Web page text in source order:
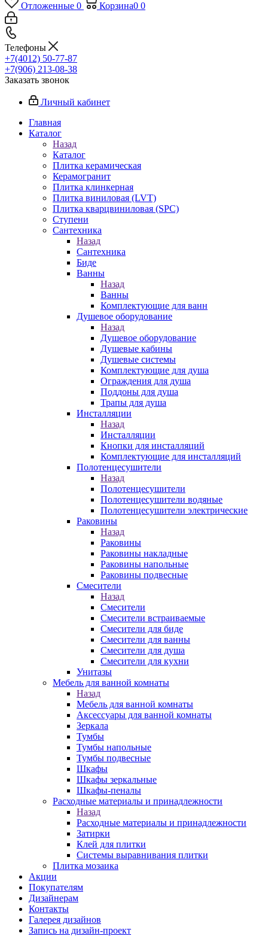
Отложенные 0 Корзина0 0
Телефоны
+7(4012) 50-77-87
+7(906) 213-08-38
Заказать звонок
Личный кабинет
Главная
Каталог
Назад
Каталог
Плитка керамическая
Керамогранит
Плитка клинкерная
Плитка виниловая (LVT)
Плитка кварцвиниловая (SPC)
Ступени
Сантехника
Назад
Сантехника
Биде
Ванны
Назад
Ванны
Комплектующие для ванн
Душевое оборудование
Назад
Душевое оборудование
Душевые кабины
Душевые системы
Комплектующие для душа
Ограждения для душа
Поддоны для душа
Трапы для душа
Инсталляции
Назад
Инсталляции
Кнопки для инсталляций
Комплектующие для инсталляций
Полотенцесушители
Назад
Полотенцесушители
Полотенцесушители водяные
Полотенцесушители электрические
Раковины
Назад
Раковины
Раковины накладные
Раковины напольные
Раковины подвесные
Смесители
Назад
Смесители
Смесители встраиваемые
Смесители для биде
Смесители для ванны
Смесители для душа
Смесители для кухни
Унитазы
Мебель для ванной комнаты
Назад
Мебель для ванной комнаты
Аксессуары для ванной комнаты
Зеркала
Тумбы
Тумбы напольные
Тумбы подвесные
Шкафы
Шкафы зеркальные
Шкафы-пеналы
Расходные материалы и принадлежности
Назад
Расходные материалы и принадлежности
Затирки
Клей для плитки
Системы выравнивания плитки
Плитка мозаика
Акции
Покупателям
Дизайнерам
Контакты
Галерея дизайнов
Запись на дизайн-проект